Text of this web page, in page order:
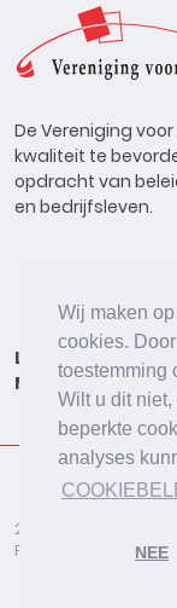
Wij maken
cookies.
toestemming
Wilt u dit
beperkte
analyses
NEE
De Vereniging
kwaliteit te
opdracht van
en bedrijfsleven.
Lid worden
Meldpunt
2026 © De
Privacybeleid